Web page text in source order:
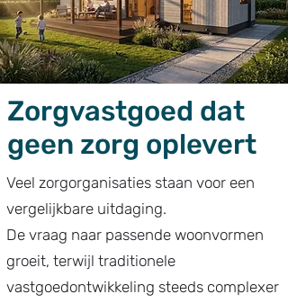
Zorgvastgoed dat
geen zorg oplevert
Veel zorgorganisaties staan voor een
vergelijkbare uitdaging.
De vraag naar passende woonvormen
groeit, terwijl traditionele
vastgoedontwikkeling steeds complexer